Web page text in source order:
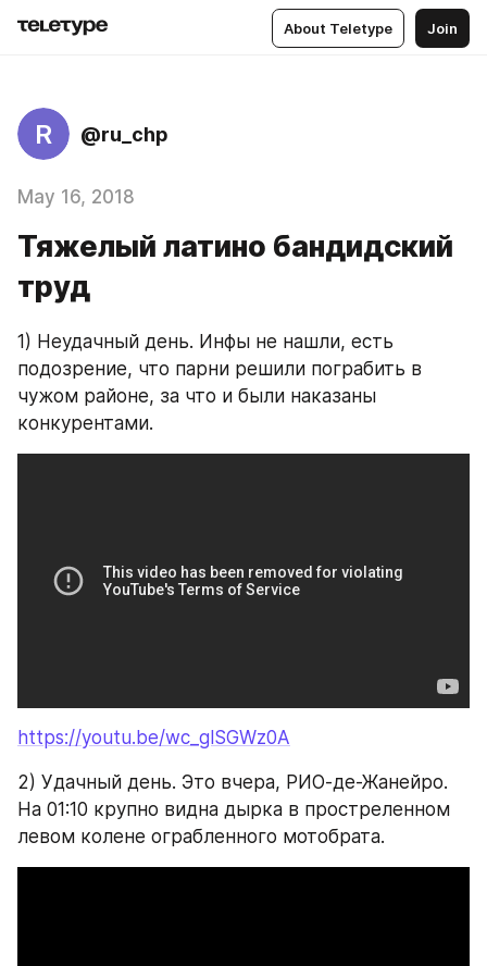
About Teletype Join
R @ru_chp
May 16, 2018
Тяжелый латино бандидский
труд
1) Неудачный день. Инфы не нашли, есть
подозрение, что парни решили пограбить в
чужом районе, за что и были наказаны
конкурентами.
https://youtu.be/wc_glSGWz0A
2) Удачный день. Это вчера, РИО-де-Жанейро.
На 01:10 крупно видна дырка в простреленном
левом колене ограбленного мотобрата.